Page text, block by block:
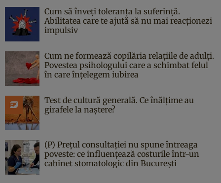
Cum să înveți toleranța la suferință.
Abilitatea care te ajută să nu mai reacționezi
impulsiv
Cum ne formează copilăria relațiile de adulți.
Povestea psihologului care a schimbat felul
în care înțelegem iubirea
Test de cultură generală. Ce înălțime au
girafele la naștere?
(P) Prețul consultației nu spune întreaga
poveste: ce influențează costurile într-un
cabinet stomatologic din București